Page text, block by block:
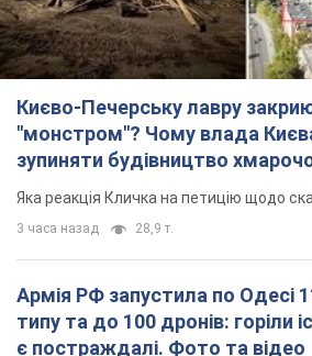
Києво-Печерську лавру
"монстром"? Чому влада
зупиняти будівництво
"московського вірянина"
Яка реакція Кличка на петицію щодо
3 часа назад 28,9 т.
Армія РФ запустила по Одесі
типу та до 100 дронів: горіли
є постраждалі. Фото та відео